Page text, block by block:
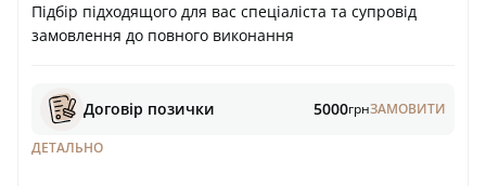
Підбір підходящого для вас спеціаліста та супровід
замовлення до повного виконання
Договір позички 5000грнЗАМОВИТИ
ДЕТАЛЬНО